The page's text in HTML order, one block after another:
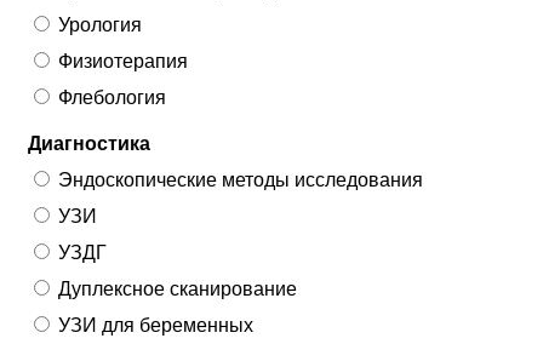
Урология
Физиотерапия
Флебология
Диагностика
Эндоскопические методы исследования
УЗИ
УЗДГ
Дуплексное сканирование
УЗИ для беременных